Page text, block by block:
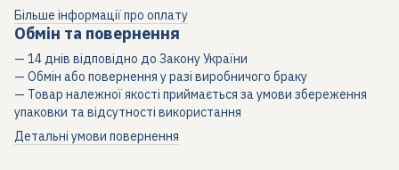
Більше інформації про оплату
Обмін та повернення
— 14 днів відповідно до Закону України
— Обмін або повернення у разі виробничого браку
— Товар належної якості приймається за умови збереження
упаковки та відсутності використання
Детальні умови повернення